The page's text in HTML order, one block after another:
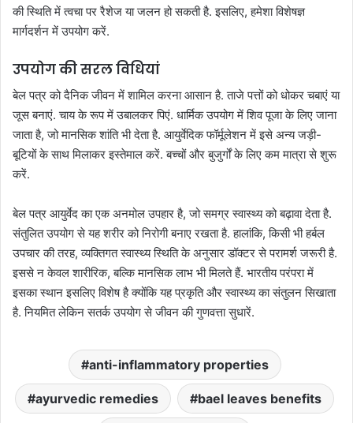
की स्थिति में त्वचा पर रैशेज या जलन हो सकती है. इसलिए, हमेशा विशेषज्ञ
मार्गदर्शन में उपयोग करें.
उपयोग की सरल विधियां
बेल पत्र को दैनिक जीवन में शामिल करना आसान है. ताजे पत्तों को धोकर चबाएं या
जूस बनाएं. चाय के रूप में उबालकर पिएं. धार्मिक उपयोग में शिव पूजा के लिए जाना
जाता है, जो मानसिक शांति भी देता है. आयुर्वेदिक फॉर्मूलेशन में इसे अन्य जड़ी-
बूटियों के साथ मिलाकर इस्तेमाल करें. बच्चों और बुजुर्गों के लिए कम मात्रा से शुरू
करें.
बेल पत्र आयुर्वेद का एक अनमोल उपहार है, जो समग्र स्वास्थ्य को बढ़ावा देता है.
संतुलित उपयोग से यह शरीर को निरोगी बनाए रखता है. हालांकि, किसी भी हर्बल
उपचार की तरह, व्यक्तिगत स्वास्थ्य स्थिति के अनुसार डॉक्टर से परामर्श जरूरी है.
इससे न केवल शारीरिक, बल्कि मानसिक लाभ भी मिलते हैं. भारतीय परंपरा में
इसका स्थान इसलिए विशेष है क्योंकि यह प्रकृति और स्वास्थ्य का संतुलन सिखाता
है. नियमित लेकिन सतर्क उपयोग से जीवन की गुणवत्ता सुधारें.
anti-inflammatory properties
ayurvedic remedies bael leaves benefits